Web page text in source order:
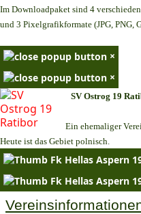
Im Downloadpaket sind 4
und 3 Pixelgrafikformate (JPG, PNG,
×
×
SV Ostrog 19
Ein ehemaliger
Heute ist das Gebiet polnisch.